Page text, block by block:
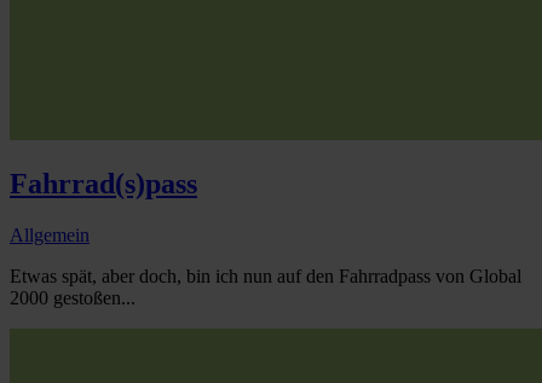
Fahrrad(s)pass
Allgemein
Etwas spät, aber doch, bin ich nun auf den Fahrradpass von Global
2000 gestoßen...